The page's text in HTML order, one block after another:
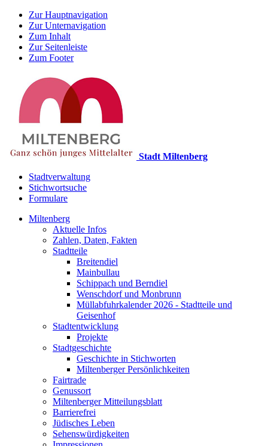
Zur Hauptnavigation
Zur Unternavigation
Zum Inhalt
Zur Seitenleiste
Zum Footer
Stadt Miltenberg
Stadtverwaltung
Stichwortsuche
Formulare
Miltenberg
Aktuelle Infos
Zahlen, Daten, Fakten
Stadtteile
Breitendiel
Mainbullau
Schippach und Berndiel
Wenschdorf und Monbrunn
Müllabfuhrkalender 2026 - Stadtteile und
Geisenhof
Stadtentwicklung
Projekte
Stadtgeschichte
Geschichte in Stichworten
Miltenberger Persönlichkeiten
Fairtrade
Genussort
Miltenberger Mitteilungsblatt
Barrierefrei
Jüdisches Leben
Sehenswürdigkeiten